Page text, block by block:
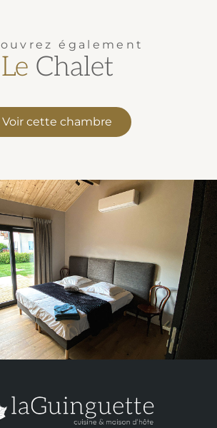
également
Le Chalet
Voir cette chambre